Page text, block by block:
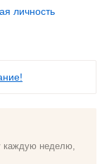
личность
каждую неделю,